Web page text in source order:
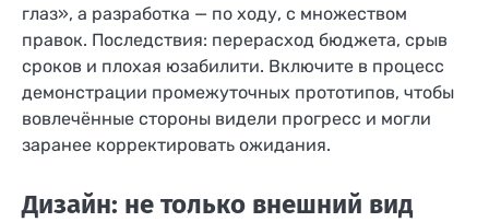
глаз», а разработка — по ходу, с множеством
правок. Последствия: перерасход бюджета, срыв
сроков и плохая юзабилити. Включите в процесс
демонстрации промежуточных прототипов, чтобы
вовлечённые стороны видели прогресс и могли
заранее корректировать ожидания.
Дизайн: не только внешний вид